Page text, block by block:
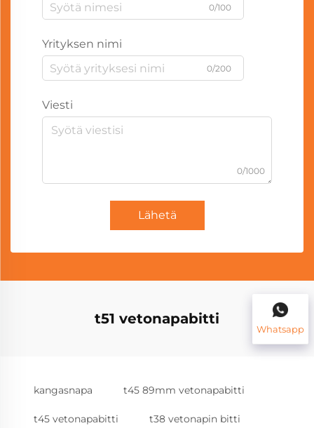
0/100
Yrityksen nimi
0/200
Viesti
0/1000
Lähetä
t51 vetonapabitti
kangasnapa t45 89mm vetonapabitti
t45 vetonapabitti t38 vetonapin bitti
Whatsapp